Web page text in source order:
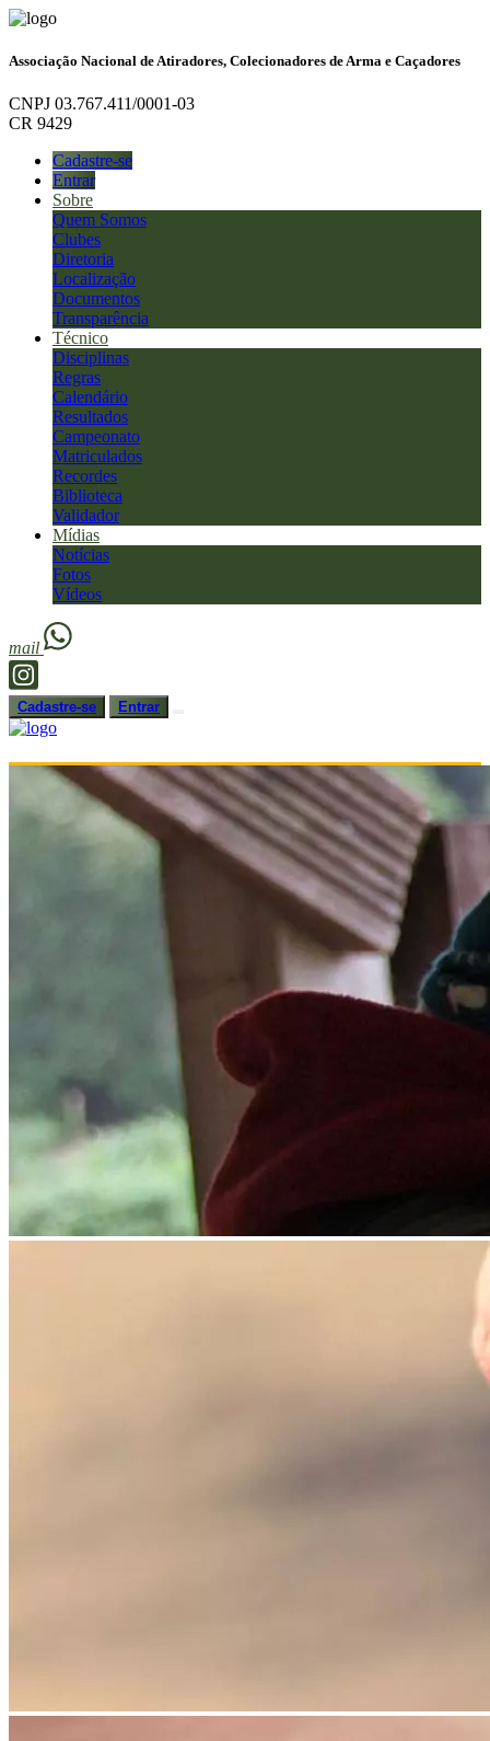
Associação Nacional de Atiradores, Colecionadores de Arma e Caçadores
CNPJ 03.767.411/0001-03
CR 9429
Cadastre-se
Entrar
Sobre
Quem Somos
Clubes
Diretoria
Localização
Documentos
Transparência
Técnico
Disciplinas
Regras
Calendário
Resultados
Campeonato
Matriculados
Recordes
Biblioteca
Validador
Mídias
Notícias
Fotos
Vídeos
mail
Cadastre-se Entrar